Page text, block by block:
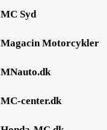
MC Syd
Magacin Motorcykler
MNauto.dk
MC-center.dk